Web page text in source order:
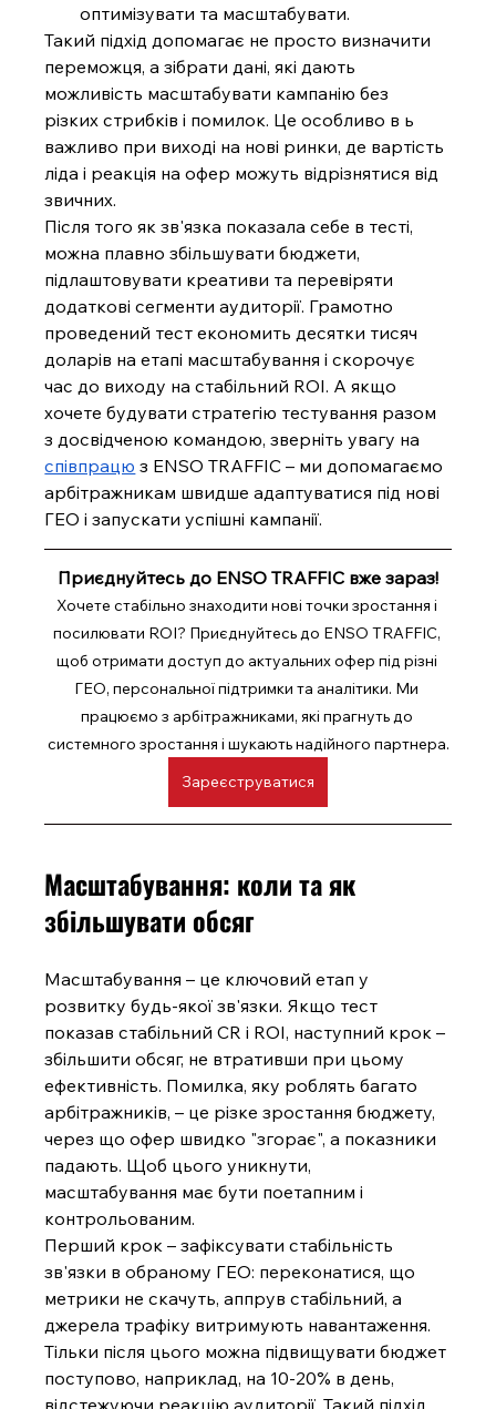
оптимізувати та масштабувати.
Такий підхід допомагає не просто визначити
переможця, а зібрати дані, які дають
можливість масштабувати кампанію без
різких стрибків і помилок. Це особливо в ь
важливо при виході на нові ринки, де вартість
ліда і реакція на офер можуть відрізнятися від
звичних.
Після того як зв'язка показала себе в тесті,
можна плавно збільшувати бюджети,
підлаштовувати креативи та перевіряти
додаткові сегменти аудиторії. Грамотно
проведений тест економить десятки тисяч
доларів на етапі масштабування і скорочує
час до виходу на стабільний ROI. А якщо
хочете будувати стратегію тестування разом
з досвідченою командою, зверніть увагу на
співпрацю з ENSO TRAFFIC – ми допомагаємо
арбітражникам швидше адаптуватися під нові
ГЕО і запускати успішні кампанії.
Приєднуйтесь до ENSO TRAFFIC вже зараз!
Хочете стабільно знаходити нові точки зростання і
посилювати ROI? Приєднуйтесь до ENSO TRAFFIC,
щоб отримати доступ до актуальних офер під різні
ГЕО, персональної підтримки та аналітики. Ми
працюємо з арбітражниками, які прагнуть до
системного зростання і шукають надійного партнера.
Зареєструватися
Масштабування: коли та як
збільшувати обсяг
Масштабування – це ключовий етап у
розвитку будь-якої зв'язки. Якщо тест
показав стабільний CR і ROI, наступний крок –
збільшити обсяг, не втративши при цьому
ефективність. Помилка, яку роблять багато
арбітражників, – це різке зростання бюджету,
через що офер швидко "згорає", а показники
падають. Щоб цього уникнути,
масштабування має бути поетапним і
контрольованим.
Перший крок – зафіксувати стабільність
зв'язки в обраному ГЕО: переконатися, що
метрики не скачуть, аппрув стабільний, а
джерела трафіку витримують навантаження.
Тільки після цього можна підвищувати бюджет
поступово, наприклад, на 10-20% в день,
відстежуючи реакцію аудиторії. Такий підхід